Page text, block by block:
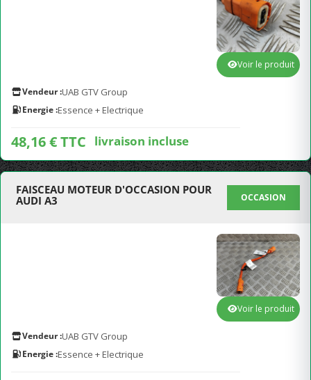
Vendeur :UAB GTV Group
Energie :Essence + Electrique
48,16 € TTC livraison incluse
Voir le produit
FAISCEAU MOTEUR D'OCCASION POUR
AUDI A3
OCCASION
Vendeur :UAB GTV Group
Energie :Essence + Electrique
Voir le produit